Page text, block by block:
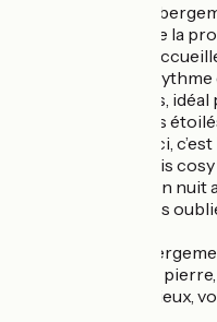
- LE CHALET :
sur les hauteurs de la
tout cocon vous
pins. Ici, on vit au
ouvertures vitrées,
et admirer les ciels
- LE PAVILLON : Ici,
l’espace : petit, mais
personnes, un coin nuit
un coin repas, sans
- L’APPART :
grande maison en
Lumineux et spacieux,